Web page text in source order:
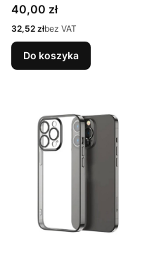
14 (przezroczyste)
Cena
40,00 zł
Cena
32,52 złbez VAT
Do koszyka